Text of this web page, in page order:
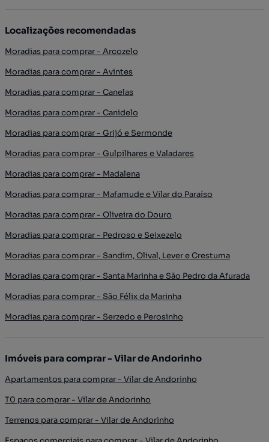
Localizações recomendadas
Moradias para comprar - Arcozelo
Moradias para comprar - Avintes
Moradias para comprar - Canelas
Moradias para comprar - Canidelo
Moradias para comprar - Grijó e Sermonde
Moradias para comprar - Gulpilhares e Valadares
Moradias para comprar - Madalena
Moradias para comprar - Mafamude e Vilar do Paraíso
Moradias para comprar - Oliveira do Douro
Moradias para comprar - Pedroso e Seixezelo
Moradias para comprar - Sandim, Olival, Lever e Crestuma
Moradias para comprar - Santa Marinha e São Pedro da Afurada
Moradias para comprar - São Félix da Marinha
Moradias para comprar - Serzedo e Perosinho
Imóveis para comprar - Vilar de Andorinho
Apartamentos para comprar - Vilar de Andorinho
T0 para comprar - Vilar de Andorinho
Terrenos para comprar - Vilar de Andorinho